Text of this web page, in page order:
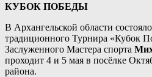
КУБОК ПОБЕДЫ
В Архангельской области
традиционного Турнира «Кубок
Заслуженного Мастера спорта
проходит 4 и 5 мая в посёлке
района.